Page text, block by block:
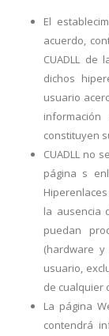
El
acuerdo,
CUADLL
dichos
usuario
constituyen
CUADLL no
página s
la ausencia
puedan
(hardware
usuario,
de cualquier
La página
contendrá